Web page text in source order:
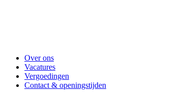
Over ons
Vacatures
Vergoedingen
Contact & openingstijden